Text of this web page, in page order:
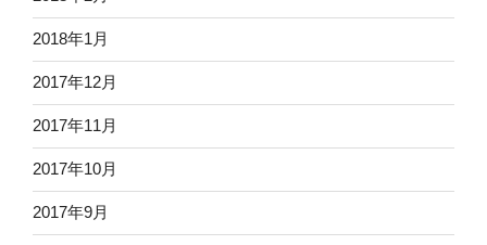
2018年1月
2017年12月
2017年11月
2017年10月
2017年9月